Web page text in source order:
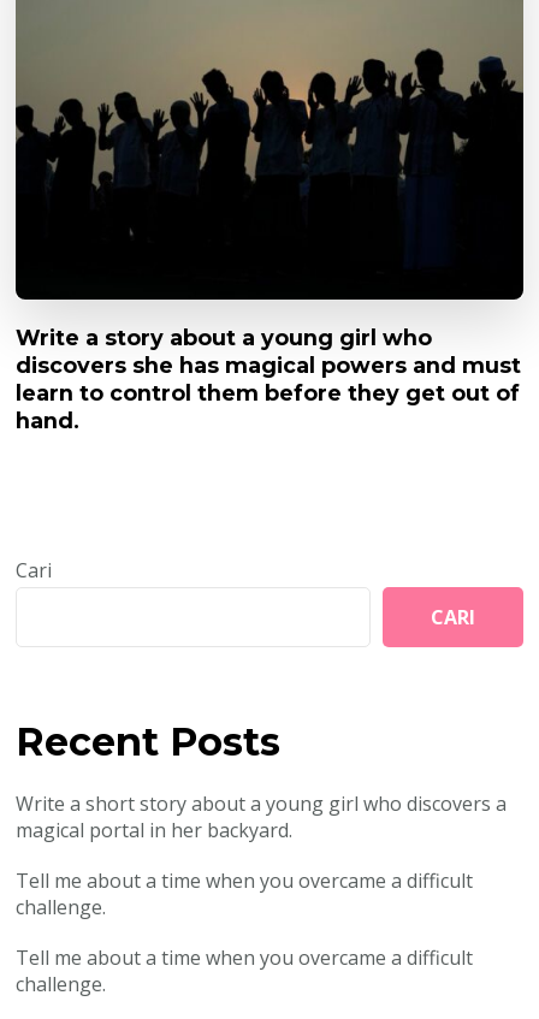
Write a story about a young girl who
discovers she has magical powers and must
learn to control them before they get out of
hand.
Cari
CARI
Recent Posts
Write a short story about a young girl who discovers a
magical portal in her backyard.
Tell me about a time when you overcame a difficult
challenge.
Tell me about a time when you overcame a difficult
challenge.